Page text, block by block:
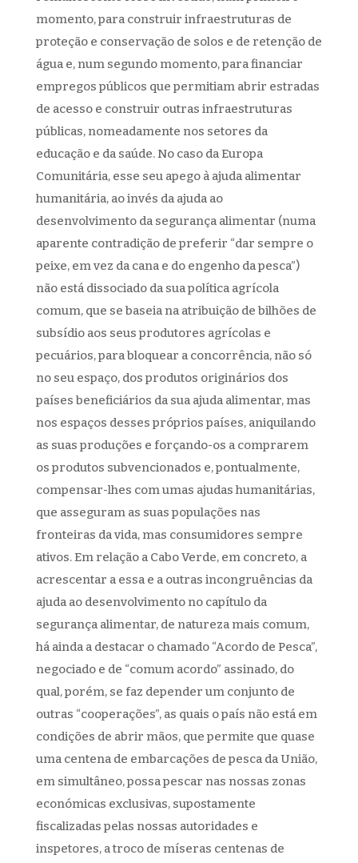
momento, para construir infraestruturas de
proteção e conservação de solos e de retenção de
água e, num segundo momento, para financiar
empregos públicos que permitiam abrir estradas
de acesso e construir outras infraestruturas
públicas, nomeadamente nos setores da
educação e da saúde. No caso da Europa
Comunitária, esse seu apego à ajuda alimentar
humanitária, ao invés da ajuda ao
desenvolvimento da segurança alimentar (numa
aparente contradição de preferir “dar sempre o
peixe, em vez da cana e do engenho da pesca”)
não está dissociado da sua política agrícola
comum, que se baseia na atribuição de bilhões de
subsídio aos seus produtores agrícolas e
pecuários, para bloquear a concorrência, não só
no seu espaço, dos produtos originários dos
países beneficiários da sua ajuda alimentar, mas
nos espaços desses próprios países, aniquilando
as suas produções e forçando-os a comprarem
os produtos subvencionados e, pontualmente,
compensar-lhes com umas ajudas humanitárias,
que asseguram as suas populações nas
fronteiras da vida, mas consumidores sempre
ativos. Em relação a Cabo Verde, em concreto, a
acrescentar a essa e a outras incongruências da
ajuda ao desenvolvimento no capítulo da
segurança alimentar, de natureza mais comum,
há ainda a destacar o chamado “Acordo de Pesca”,
negociado e de “comum acordo” assinado, do
qual, porém, se faz depender um conjunto de
outras “cooperações”, as quais o país não está em
condições de abrir mãos, que permite que quase
uma centena de embarcações de pesca da União,
em simultâneo, possa pescar nas nossas zonas
económicas exclusivas, supostamente
fiscalizadas pelas nossas autoridades e
inspetores, a troco de míseras centenas de